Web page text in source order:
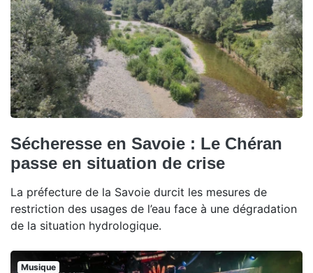
Sécheresse en Savoie : Le Chéran
passe en situation de crise
La préfecture de la Savoie durcit les mesures de
restriction des usages de l’eau face à une dégradation
de la situation hydrologique.
Musique